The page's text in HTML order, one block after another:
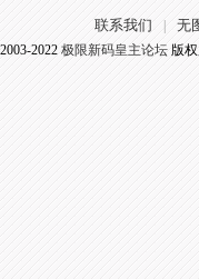
联系我们 无
2022 极限新码皇主论坛版权